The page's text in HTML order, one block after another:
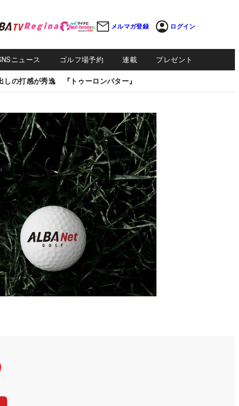
メルマガ登録 ログイン
ニュース ゴルフ場予約 連載 プレゼント
しの打感が秀逸 『トゥーロンパター』